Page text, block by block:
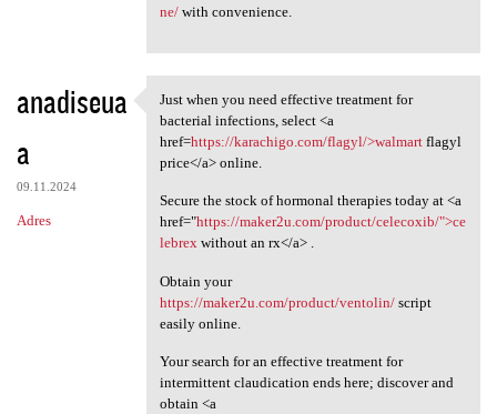
ne/with convenience.
anadiseua
a
09.11.2024
Adres
Just when you need effective
Just when you need effective treatment for
bacterial infections, select <a
href=https://karachigo.com/flagyl/>walmartflagyl
price</a> online.
Secure the stock of hormonal therapies today at <a
href="https://maker2u.com/product/celecoxib/">ce
lebrexwithout an rx</a> .
Obtain your
https://maker2u.com/product/ventolin/script
easily online.
Your search for an effective treatment for
intermittent claudication ends here; discover and
obtain <a